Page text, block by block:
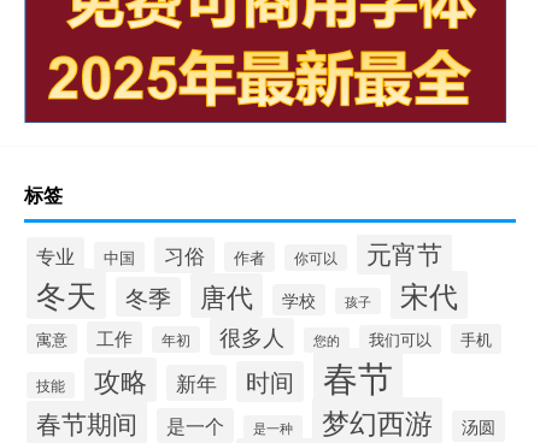
标签
专业 中国 习俗 作者 你可以 元宵节
冬天 冬季 唐代 学校 孩子 宋代
寓意 工作 年初 很多人 您的 我们可以 手机
技能 攻略 新年 时间 春节
春节期间 是一个 是一种 梦幻西游 汤圆